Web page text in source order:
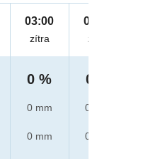
03:00
zítra
0 %
0 mm
0 mm
04:00
zítra
0 %
0 mm
0 mm